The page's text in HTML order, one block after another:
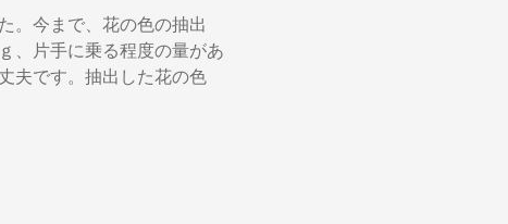
。今まで、花の色の抽出
、片手に乗る程度の量があ
夫です。抽出した花の色